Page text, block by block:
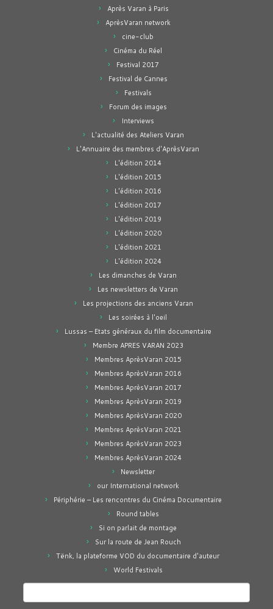
Après Varan à Paris
AprèsVaran network
cine-club
Cinéma du Réel
Festival 2017
Festival de Cannes
Festivals
Forum des images
Interviews
L'actualité des Ateliers Varan
L'Annuaire des membres d'AprèsVaran
L'édition 2014
L'édition 2015
L'édition 2016
L'édition 2017
L'édition 2019
L'édition 2020
L'édition 2021
L'édition 2024
Les dimanches de Varan
Les newsletters de Varan
Les projections des anciens Varan
Les soirées à l'oeil
Lussas – Etats généraux du film documentaire
Membre APRES VARAN 2023
Membres AprèsVaran 2015
Membres AprèsVaran 2016
Membres AprèsVaran 2017
Membres AprèsVaran 2019
Membres AprèsVaran 2020
Membres AprèsVaran 2021
Membres AprèsVaran 2023
Membres AprèsVaran 2024
Newsletter
our International network
Périphérie – Les rencontres du Cinéma Documentaire
Round tables
Si on parlait de montage
Sur la route de Jean Rouch
Tënk, la plateforme VOD du documentaire d'auteur
World Festivals